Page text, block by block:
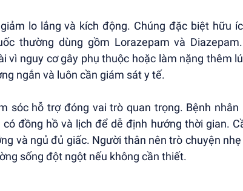
lo lắng và kích động. Chúng đặc biệt hữu
thường dùng gồm Lorazepam và
vì nguy cơ gây phụ thuộc hoặc làm nặng thêm
ngắn và luôn cần giám sát y tế.
sóc hỗ trợ đóng vai trò quan trọng. Bệnh nhân
đồng hồ và lịch để dễ định hướng thời gian.
và ngủ đủ giấc. Người thân nên trò chuyện
sống đột ngột nếu không cần thiết.